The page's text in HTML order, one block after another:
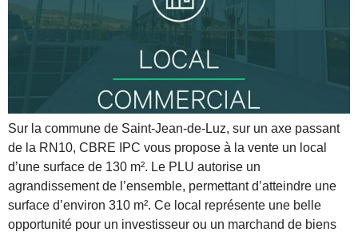
Sur la commune de Saint-Jean-de-Luz, sur un axe passant
de la RN10, CBRE IPC vous propose à la vente un local
d’une surface de 130 m². Le PLU autorise un
agrandissement de l’ensemble, permettant d’atteindre une
surface d’environ 310 m². Ce local représente une belle
opportunité pour un investisseur ou un marchand de biens